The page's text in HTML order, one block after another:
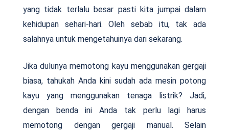
yang tidak terlalu besar pasti kita jumpai dalam
kehidupan sehari-hari. Oleh sebab itu, tak ada
salahnya untuk mengetahuinya dari sekarang.
Jika dulunya memotong kayu menggunakan gergaji
biasa, tahukah Anda kini sudah ada mesin potong
kayu yang menggunakan tenaga listrik? Jadi,
dengan benda ini Anda tak perlu lagi harus
memotong dengan gergaji manual. Selain